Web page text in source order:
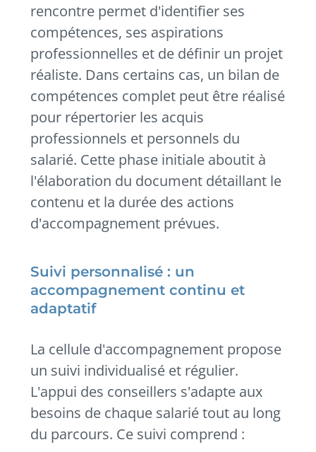
rencontre permet d'identifier ses
compétences, ses aspirations
professionnelles et de définir un projet
réaliste. Dans certains cas, un bilan de
compétences complet peut être réalisé
pour répertorier les acquis
professionnels et personnels du
salarié. Cette phase initiale aboutit à
l'élaboration du document détaillant le
contenu et la durée des actions
d'accompagnement prévues.
Suivi personnalisé : un
accompagnement continu et
adaptatif
La cellule d'accompagnement propose
un suivi individualisé et régulier.
L'appui des conseillers s'adapte aux
besoins de chaque salarié tout au long
du parcours. Ce suivi comprend :